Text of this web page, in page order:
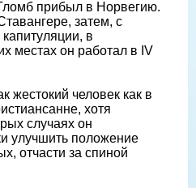
прибыл в Норвегию.
затем, с
в
местах он работал в IV
жестокий человек как в
хотя
случаях он
улучшить положение
отчасти за спиной